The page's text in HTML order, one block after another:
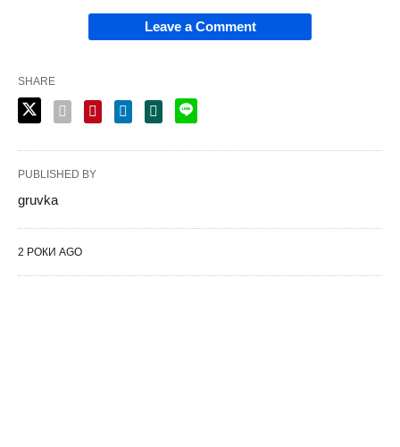
Leave a Comment
SHARE
PUBLISHED BY
gruvka
2 РОКИ AGO